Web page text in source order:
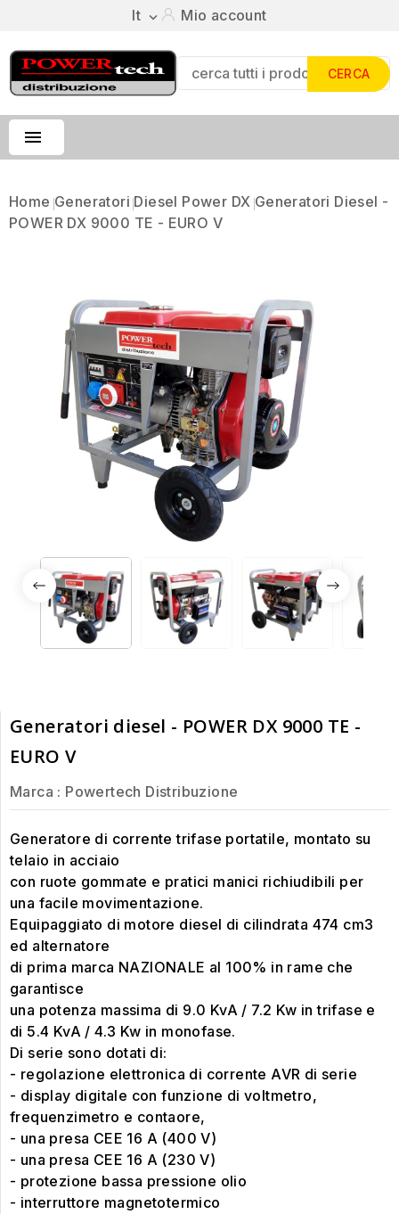
It  Mio account
CERCA

Home Generatori Diesel Power DX Generatori Diesel -
POWER DX 9000 TE - EURO V
Generatori diesel - POWER DX 9000 TE -
EURO V
Marca : Powertech Distribuzione
Generatore di corrente trifase portatile, montato su
telaio in acciaio
con ruote gommate e pratici manici richiudibili per
una facile movimentazione.
Equipaggiato di motore diesel di cilindrata 474 cm3
ed alternatore
di prima marca NAZIONALE al 100% in rame che
garantisce
una potenza massima di 9.0 KvA / 7.2 Kw in trifase e
di 5.4 KvA / 4.3 Kw in monofase.
Di serie sono dotati di:
- regolazione elettronica di corrente AVR di serie
- display digitale con funzione di voltmetro,
frequenzimetro e contaore,
- una presa CEE 16 A (400 V)
- una presa CEE 16 A (230 V)
- protezione bassa pressione olio
- interruttore magnetotermico